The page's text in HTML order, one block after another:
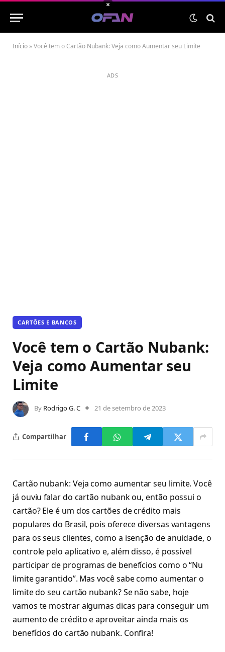
Início »Você tem o Cartão Nubank: Veja como Aumentar seu Limite
ADS
CARTÕES E BANCOS
Você tem o Cartão Nubank:
Veja como Aumentar seu
Limite
By Rodrigo G. C 21 de setembro de 2023
Compartilhar
Cartão nubank: Veja como aumentar seu limite. Você
já ouviu falar do cartão nubank ou, então possui o
cartão? Ele é um dos cartões de crédito mais
populares do Brasil, pois oferece diversas vantagens
para os seus clientes, como a isenção de anuidade, o
controle pelo aplicativo e, além disso, é possível
participar de programas de benefícios como o “Nu
limite garantido”. Mas você sabe como aumentar o
limite do seu cartão nubank? Se não sabe, hoje
vamos te mostrar algumas dicas para conseguir um
aumento de crédito e aproveitar ainda mais os
benefícios do cartão nubank. Confira!
×